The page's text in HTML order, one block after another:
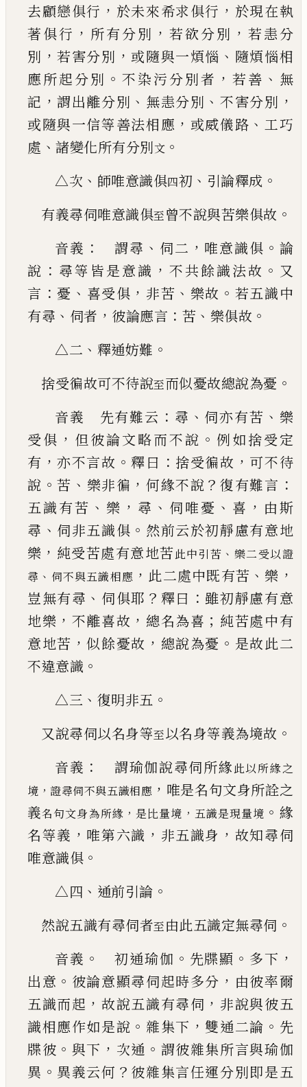
去顧戀俱行 ， 於未來希求俱行 ， 於現在執
著俱行 ， 所有分別 ， 若欲分別 ， 若恚分
別 ，若害分別 ， 或隨與一煩惱 、 隨煩惱相
應所起分別 。 不染污分別者 ， 若善 、 無
記 ，謂出離分別 、 無恚分別 、不害分別 ，
或隨與一信等善法相應 ， 或威儀路 、 工巧
處 、 諸變化所有分別文 。
△次 、 師唯意識俱四初 、 引論釋成 。
有義尋伺唯意識俱至曾不說與苦樂俱故 。
音義 ： 謂尋 、 伺二 ， 唯意識俱 。 論
說 ： 尋等皆是意識 ， 不共餘識法故 。 又
言 ：憂 、 喜受俱 ， 非苦 、 樂故 。 若五識中
有尋 、 伺者 ， 彼論應言 ： 苦 、 樂俱故 。
△二 、 釋通妨難 。
捨受徧故可不待說至而似憂故總說為憂 。
音義 先有難云 ： 尋 、 伺亦有苦 、 樂
受俱 ， 但彼論文略而不說 。 例如捨受定
有 ，亦不言故 。釋曰 ： 捨受徧故 ， 可不待
說 。苦 、 樂非徧 ， 何緣不說 ？復有難言 ：
五識有苦 、 樂 ， 尋 、 伺唯憂 、 喜 ， 由斯
尋 、 伺非五識俱 。 然前云於初靜慮有意地
樂 ， 純受苦處有意地苦此中引苦 、 樂二受以證
尋 、 伺不與五識相應 ， 此二處中既有苦 、 樂 ，
豈無有尋 、 伺俱耶 ？ 釋曰 ：雖初靜慮有意
地樂 ， 不離喜故 ， 總名為喜 ； 純苦處中有
意地苦 ，似餘憂故 ， 總說為憂 。 是故此二
不違意識 。
△三 、 復明非五 。
又說尋伺以名身等至以名身等義為境故 。
音義 ： 謂瑜伽說尋伺所緣 此以所緣之
境 ，證尋伺不與五識相應 ， 唯是名句文身所詮之
義名句文身為所緣 ，是比量境 ， 五識是現量境 。 緣
名等義 ， 唯第六識 ， 非五識身 ， 故知尋伺
唯意識俱 。
△四 、 通前引論 。
然說五識有尋伺者至由此五識定無尋伺 。
音義 。 初通瑜伽 。 先牒顯 。 多下 ，
出意 。 彼論意顯尋伺起時多分 ， 由彼率爾
五識而起 ，故說五識有尋伺 ， 非說與彼五
識相應作如是說 。 雜集下 ， 雙通二論 。 先
牒彼 。 與下 ， 次通 。 謂彼雜集所言與瑜伽
異 。 異義云何 ？ 彼雜集言任運分別即是五